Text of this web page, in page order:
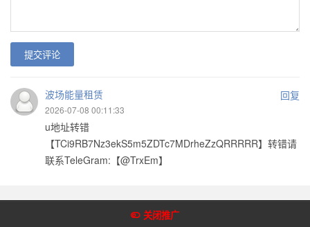
关闭推广
提交评论
波场能量租赁 回复
2026-07-08 00:11:33
u地址转错
【TCi9RB7Nz3ekS5m5ZDTc7MDrheZzQRRRRR】转错请
联系TeleGram:【@TrxEm】
Copyright @2018-2022 皇冠体育网 版权所有